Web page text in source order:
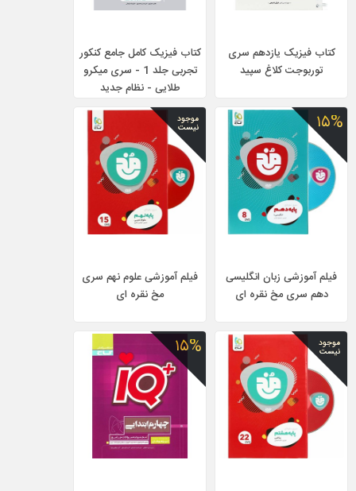
کتاب فیزیک یازدهم سری
توربوجت کلاغ سپید
کتاب فیزیک کامل جامع کنکور
تجربی جلد 1 - سری میکرو
طلایی - نظام جدید
۱۵%
فیلم آموزشی زبان انگلیسی
دهم سری مخ نقره ای
موجود
نیست
فیلم آموزشی علوم نهم سری
مخ نقره ای
موجود
نیست ۱۵%